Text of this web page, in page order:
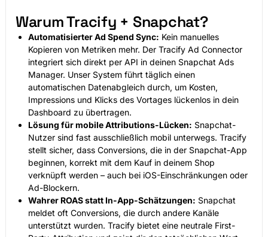
Warum Tracify + Snapchat?
Automatisierter Ad Spend Sync: Kein manuelles
Kopieren von Metriken mehr. Der Tracify Ad Connector
integriert sich direkt per API in deinen Snapchat Ads
Manager. Unser System führt täglich einen
automatischen Datenabgleich durch, um Kosten,
Impressions und Klicks des Vortages lückenlos in dein
Dashboard zu übertragen.
Lösung für mobile Attributions-Lücken: Snapchat-
Nutzer sind fast ausschließlich mobil unterwegs. Tracify
stellt sicher, dass Conversions, die in der Snapchat-App
beginnen, korrekt mit dem Kauf in deinem Shop
verknüpft werden – auch bei iOS-Einschränkungen oder
Ad-Blockern.
Wahrer ROAS statt In-App-Schätzungen: Snapchat
meldet oft Conversions, die durch andere Kanäle
unterstützt wurden. Tracify bietet eine neutrale First-